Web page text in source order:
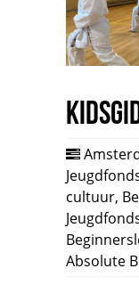
cultuur,
Absolute